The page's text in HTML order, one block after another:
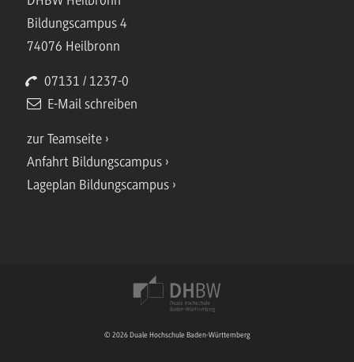
Bildungscampus 4
74076 Heilbronn
07131 / 1237-0
E-Mail schreiben
zur Teamseite
Anfahrt Bildungscampus
Lageplan Bildungscampus
© 2026 Duale Hochschule Baden-Württemberg